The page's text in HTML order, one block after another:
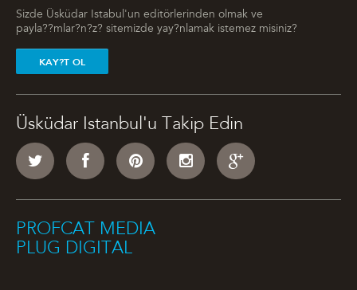
Sizde Üsküdar Istabul'un editörlerinden olmak ve
payla??mlar?n?z? sitemizde yay?nlamak istemez misiniz?
KAY?T OL
Üsküdar Istanbul'u Takip Edin
PROFCAT MEDIA
PLUG DIGITAL